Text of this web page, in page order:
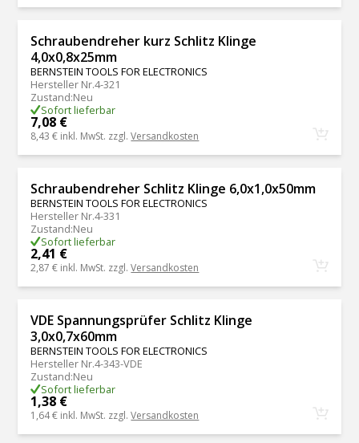
Schraubendreher kurz Schlitz Klinge
4,0x0,8x25mm
BERNSTEIN TOOLS FOR ELECTRONICS
Hersteller Nr.4-321
Zustand:Neu
Sofort lieferbar
7,08 €
8,43 € inkl. MwSt. zzgl.Versandkosten
Schraubendreher Schlitz Klinge 6,0x1,0x50mm
BERNSTEIN TOOLS FOR ELECTRONICS
Hersteller Nr.4-331
Zustand:Neu
Sofort lieferbar
2,41 €
2,87 € inkl. MwSt. zzgl.Versandkosten
VDE Spannungsprüfer Schlitz Klinge
3,0x0,7x60mm
BERNSTEIN TOOLS FOR ELECTRONICS
Hersteller Nr.4-343-VDE
Zustand:Neu
Sofort lieferbar
1,38 €
1,64 € inkl. MwSt. zzgl.Versandkosten